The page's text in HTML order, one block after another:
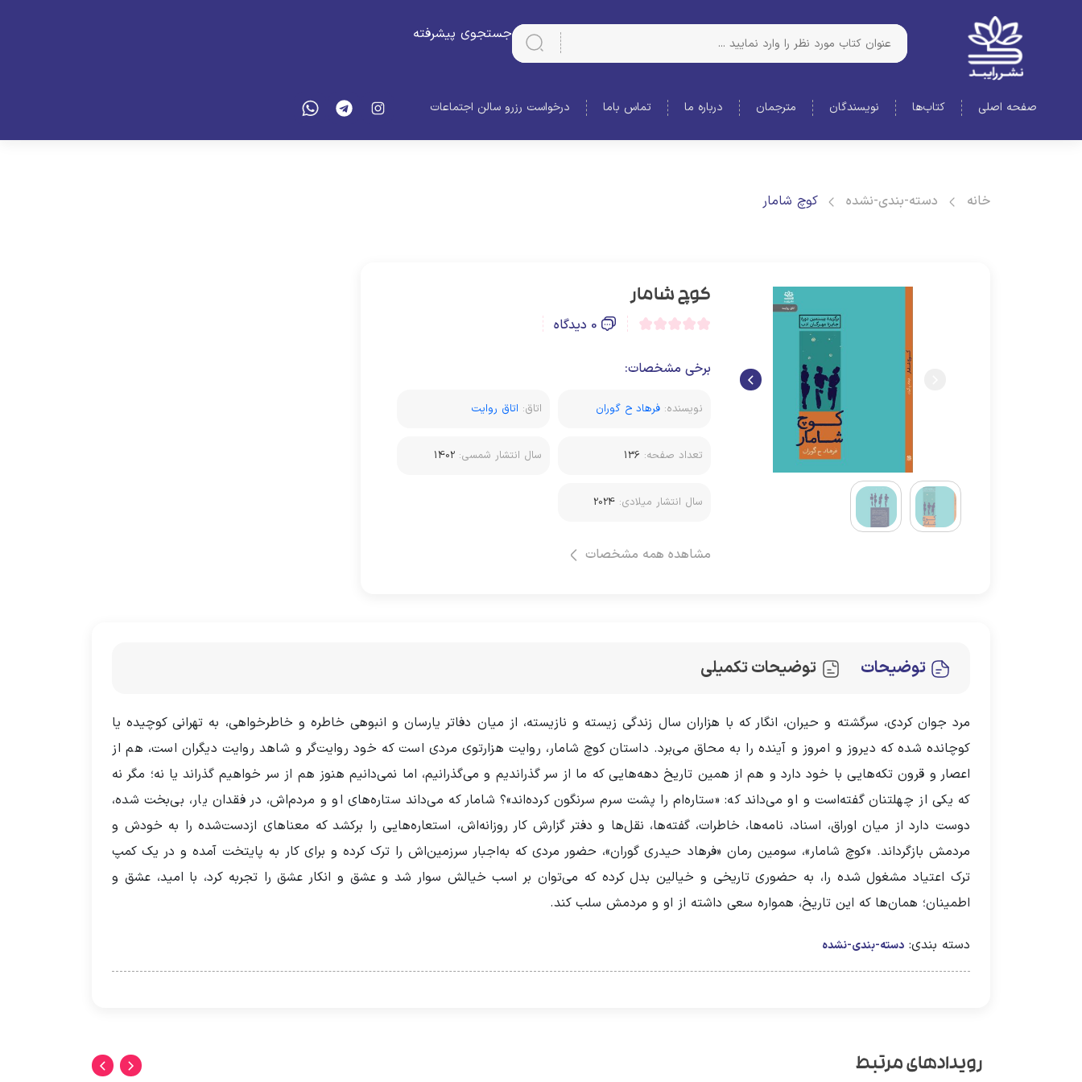
جستجوی پیشرفته
صفحه اصلی کتاب‌ها نویسندگان مترجمان درباره ما تماس باما درخواست رزرو سالن اجتماعات
خانه دسته-بندی-نشده کوچ شامار
کوچ شامار
0 دیدگاه
برخی مشخصات:
نویسنده:فرهاد ح گوران اتاق: اتاق روایت
تعداد صفحه: 136 سال انتشار شمسی:1402
سال انتشار میلادی:2024
مشاهده همه مشخصات
توضیحات توضیحات تکمیلی
مرد جوان کردی، سرگشته و حیران، انگار که با هزاران سال زندگی زیسته و نازیسته، از میان دفاتر یارسان و انبوهی خاطره و خاطرخواهی، به تهرانی کوچیده یا
کوچانده شده که دیروز و امروز و آینده‌ را به محاق می‌برد. داستان کوچ شامار، روایت هزارتوی مردی‌ است که خود روایت‌گر و شاهد روایت دیگران است، هم از
اعصار و قرون تکه‌هایی با خود دارد و هم از همین تاریخ دهه‌هایی که ما از سر گذراندیم و می‌گذرانیم، اما نمی‌دانیم هنوز هم از سر خواهیم گذراند یا نه؛ مگر نه
که یکی از چهلتنان گفته‌است و او می‌داند که: «ستاره‌ام را پشت سرم سرنگون کرده‌اند»؟ شامار که می‌داند ستاره‌های او و مردم‌اش، در فقدان یار، بی‌بخت شده،
دوست دارد از میان اوراق، اسناد، نامه‌ها، خاطرات، گفته‌ها، نقل‌ها و دفتر گزارش کار روزانه‌اش، استعاره‌هایی را برکشد که معناهای ازدست‌شده را به خودش و
مردمش بازگرداند. «کوچ شامار»، سومین رمان «فرهاد حیدری گوران»، حضور مردی که به‌اجبار سرزمین‌اش را ترک کرده و برای کار به پایتخت آمده و در یک کمپ
ترک اعتیاد مشغول شده را، به حضوری تاریخی و خیالین بدل کرده که می‌توان بر اسب خیالش سوار شد و عشق و انکار عشق را تجربه کرد، با امید، عشق و
اطمینان؛ همان‌ها که این تاریخ، همواره سعی داشته از او و مردمش سلب کند.
دسته بندی: دسته-بندی-نشده
رویدادهای مرتبط